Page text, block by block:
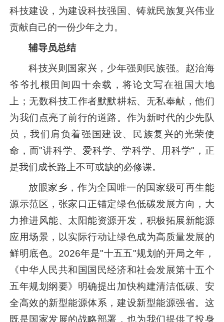
科技建设，为建设科技强国、铸就民族复兴伟业
贡献自己的一份少年之力。
辅导员总结
科技兴则国家兴，少年强则民族强。赵治海
爷爷扎根田间四十余载，将论文写在祖国大地
上；无数科技工作者默默耕耘、无私奉献，他们
为我们点亮了前行的道路。作为新时代的少先队
员，我们肩负着强国建设、民族复兴的光荣使
命，而"讲科学、爱科学、学科学、用科学"，正
是我们成长路上不可或缺的必修课。
放眼家乡，作为全国唯一的国家级可再生能
源示范区，张家口正锚定绿色低碳发展方向，大
力推进风能、太阳能资源开发，积极拓展新能源
应用场景，以实际行动让绿色成为高质量发展的
鲜明底色。2026年是"十五五"规划的开局之年，
《中华人民共和国国民经济和社会发展第十五个
五年规划纲要》明确提出加快构建清洁低碳、安
全高效的新型能源体系，建设新型能源强省。这
既是国家发展的战略部署，也为我们提供了投身